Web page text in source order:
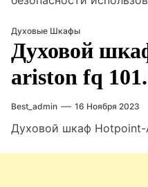
Духовые Шкафы
Духовой
ariston fq
Best_admin 16 Ноября 2023
Духовой шкаф Hotpoint-